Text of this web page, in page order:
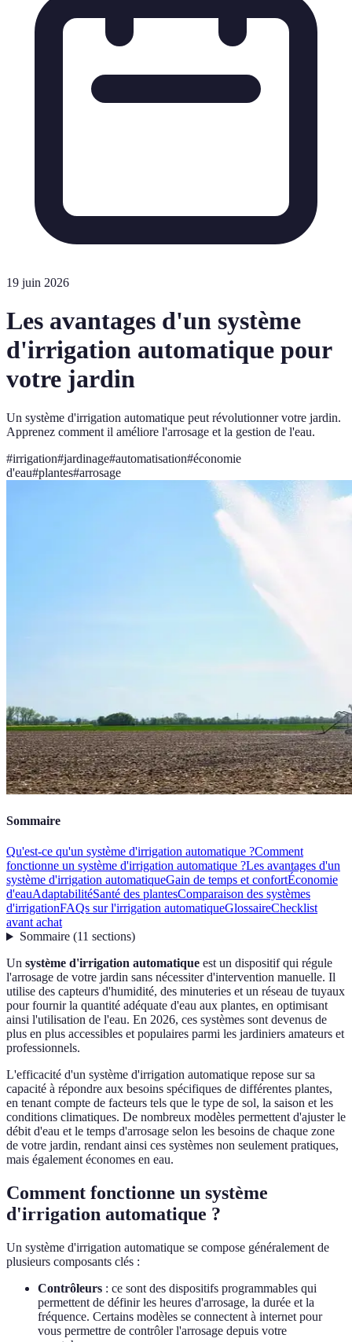
19 juin 2026
Les avantages d'un système
d'irrigation automatique pour
votre jardin
Un système d'irrigation automatique peut révolutionner votre jardin.
Apprenez comment il améliore l'arrosage et la gestion de l'eau.
#irrigation#jardinage#automatisation#économie
d'eau#plantes#arrosage
Sommaire
Qu'est-ce qu'un système d'irrigation automatique ?Comment
fonctionne un système d'irrigation automatique ?Les avantages d'un
système d'irrigation automatiqueGain de temps et confortÉconomie
d'eauAdaptabilitéSanté des plantesComparaison des systèmes
d'irrigationFAQs sur l'irrigation automatiqueGlossaireChecklist
avant achat
Sommaire(11 sections)
Un système d'irrigation automatique est un dispositif qui régule
l'arrosage de votre jardin sans nécessiter d'intervention manuelle. Il
utilise des capteurs d'humidité, des minuteries et un réseau de tuyaux
pour fournir la quantité adéquate d'eau aux plantes, en optimisant
ainsi l'utilisation de l'eau. En 2026, ces systèmes sont devenus de
plus en plus accessibles et populaires parmi les jardiniers amateurs et
professionnels.
L'efficacité d'un système d'irrigation automatique repose sur sa
capacité à répondre aux besoins spécifiques de différentes plantes,
en tenant compte de facteurs tels que le type de sol, la saison et les
conditions climatiques. De nombreux modèles permettent d'ajuster le
débit d'eau et le temps d'arrosage selon les besoins de chaque zone
de votre jardin, rendant ainsi ces systèmes non seulement pratiques,
mais également économes en eau.
Comment fonctionne un système
d'irrigation automatique ?
Un système d'irrigation automatique se compose généralement de
plusieurs composants clés :
Contrôleurs : ce sont des dispositifs programmables qui
permettent de définir les heures d'arrosage, la durée et la
fréquence. Certains modèles se connectent à internet pour
vous permettre de contrôler l'arrosage depuis votre